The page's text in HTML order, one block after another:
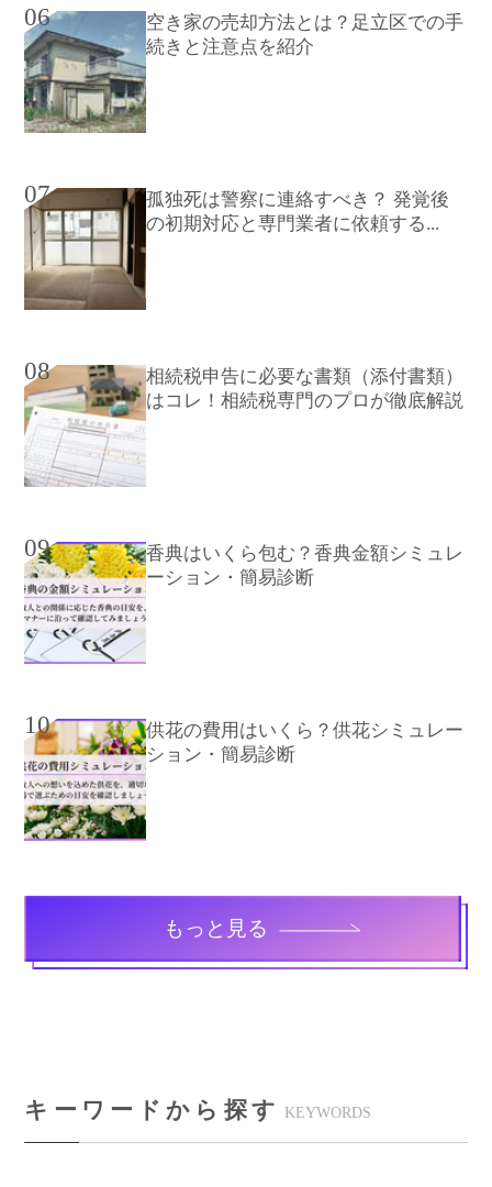
06
空き家の売却方法とは？足立区での手
続きと注意点を紹介
07
孤独死は警察に連絡すべき？ 発覚後
の初期対応と専門業者に依頼する...
08
相続税申告に必要な書類（添付書類）
はコレ！相続税専門のプロが徹底解説
09
香典はいくら包む？香典金額シミュレ
ーション・簡易診断
10
供花の費用はいくら？供花シミュレー
ション・簡易診断
もっと見る
キーワードから探す KEYWORDS